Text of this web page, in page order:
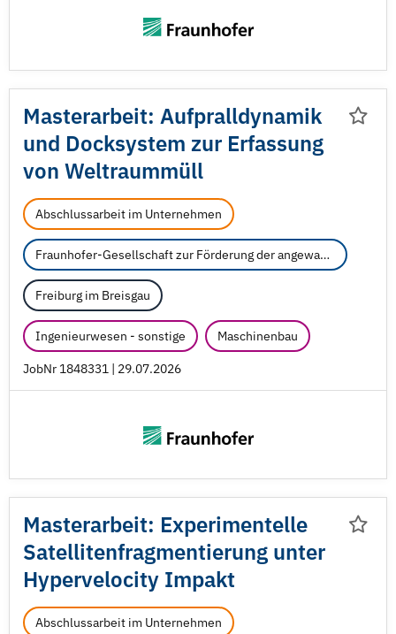
Masterarbeit: Aufpralldynamik
und Docksystem zur Erfassung
von Weltraummüll
Abschlussarbeit im Unternehmen
Fraunhofer-Gesellschaft zur Förderung der angewandten Forschung e.V.
Freiburg im Breisgau
Ingenieurwesen - sonstige Maschinenbau
JobNr 1848331 | 29.07.2026
Masterarbeit: Experimentelle
Satellitenfragmentierung unter
Hypervelocity Impakt
Abschlussarbeit im Unternehmen